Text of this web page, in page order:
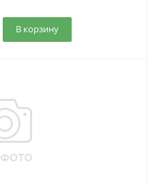
В корзину